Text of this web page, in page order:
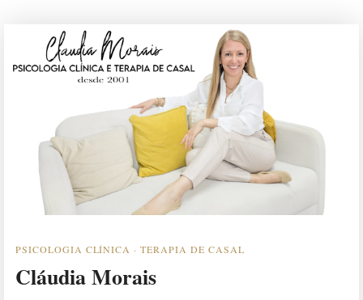
PSICOLOGIA CLÍNICA · TERAPIA DE CASAL
Cláudia Morais